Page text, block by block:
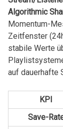
Algorithmic
Momentum-
⁢Zeitfenster
stabile ⁢Werte
⁤auf dauerhafte
KPI
Save-